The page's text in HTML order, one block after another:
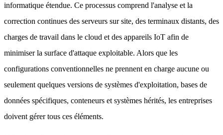
informatique étendue. Ce processus comprend l'analyse et la
correction continues des serveurs sur site, des terminaux distants, des
charges de travail dans le cloud et des appareils IoT afin de
minimiser la surface d'attaque exploitable. Alors que les
configurations conventionnelles ne prennent en charge aucune ou
seulement quelques versions de systèmes d'exploitation, bases de
données spécifiques, conteneurs et systèmes hérités, les entreprises
doivent gérer tous ces éléments.